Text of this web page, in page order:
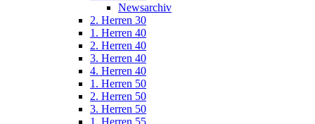
Newsarchiv
2. Herren 30
1. Herren 40
2. Herren 40
3. Herren 40
4. Herren 40
1. Herren 50
2. Herren 50
3. Herren 50
1. Herren 55